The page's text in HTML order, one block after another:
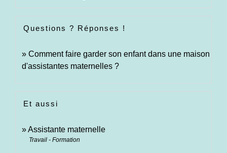
Questions ? Réponses !
Comment faire garder son enfant dans une maison
d'assistantes maternelles ?
Et aussi
Assistante maternelle
Travail - Formation